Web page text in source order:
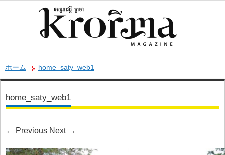
ホーム home_saty_web1
home_saty_web1
← Previous Next →